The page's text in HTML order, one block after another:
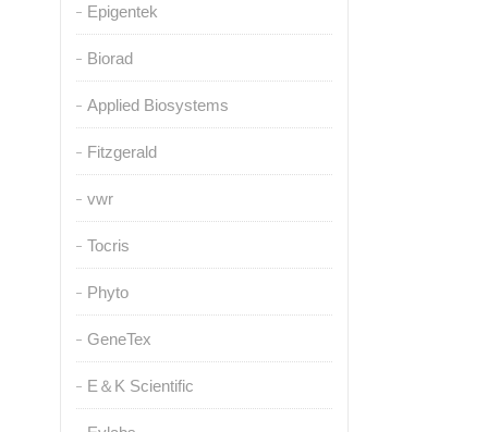
Epigentek
Biorad
Applied Biosystems
Fitzgerald
vwr
Tocris
Phyto
GeneTex
E＆K Scientific